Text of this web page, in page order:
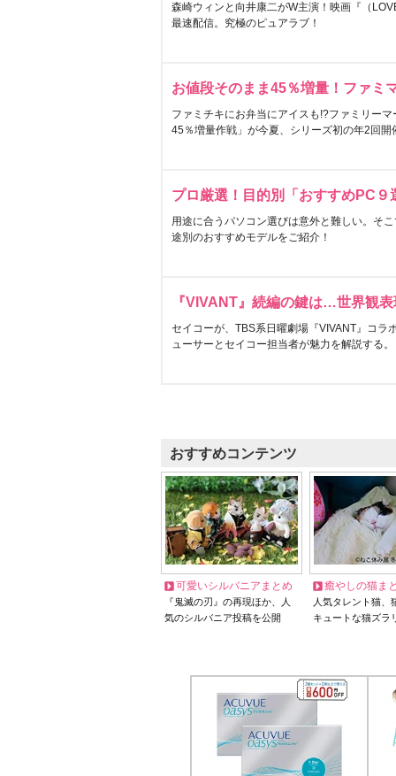
森崎ウィンと向井康二がW主演！映画『（
最速配信。究極のピュアラブ！
お値段そのまま45％増量！ファミ
ファミチキにお弁当にアイスも!?ファミリー
45％増量作戦」が今夏、シリーズ初の年2回開
プロ厳選！目的別「おすすめPC９
用途に合うパソコン選びは意外と難しい。そ
途別のおすすめモデルをご紹介！
『VIVANT』続編の鍵は…世界観
セイコーが、TBS系日曜劇場『VIVANT』コラ
ューサーとセイコー担当者が魅力を解説する。
おすすめコンテンツ
可愛いシルバニアまとめ
『鬼滅の刃』の再現ほか、人
気のシルバニア投稿を公開
癒やしの猫ま
人気タレント猫
キュートな猫ズラ